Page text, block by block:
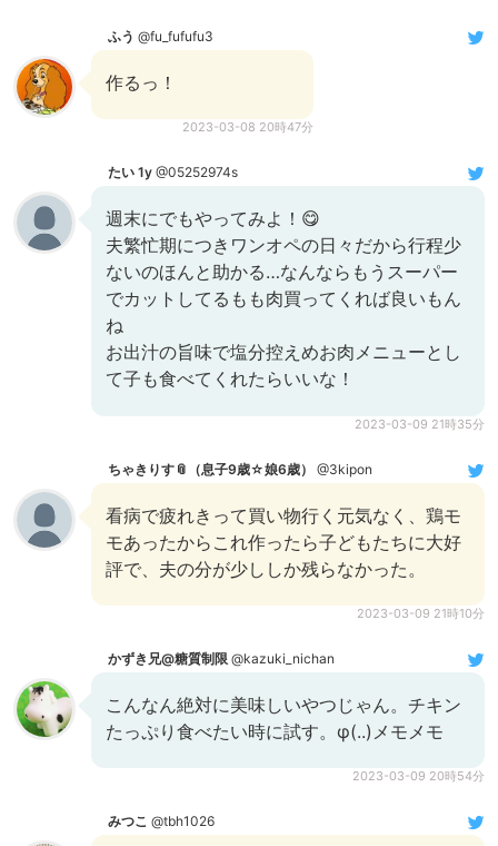
ふう @fu_fufufu3
作るっ！
2023-03-08 20時47分
たい 1y @05252974s
週末にでもやってみよ！😋
夫繁忙期につきワンオペの日々だから行程少
ないのほんと助かる…なんならもうスーパー
でカットしてるもも肉買ってくれば良いもん
ね
お出汁の旨味で塩分控えめお肉メニューとし
て子も食べてくれたらいいな！
2023-03-09 21時35分
ちゃきりす📎（息子9歳☆娘6歳） @3kipon
看病で疲れきって買い物行く元気なく、鶏モ
モあったからこれ作ったら子どもたちに大好
評で、夫の分が少ししか残らなかった。
2023-03-09 21時10分
かずき兄@糖質制限 @kazuki_nichan
こんなん絶対に美味しいやつじゃん。チキン
たっぷり食べたい時に試す。φ(..)メモメモ
2023-03-09 20時54分
みつこ @tbh1026